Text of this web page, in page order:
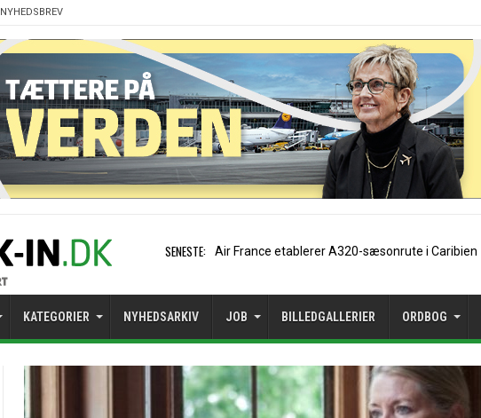
NYHEDSBREV
SENESTE: EasyJet-stifter hilser aftal
KATEGORIER NYHEDSARKIV JOB BILLEDGALLERIER ORDBOG